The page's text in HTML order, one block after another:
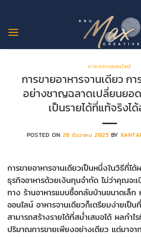
ยัง
การตลาดออนไลน์
การขายอาหารจานเดียว ก
อย่างชาญฉลาดเปลี่ยนยอ
เป็นรายได้ที่แท้จริงได้
POSTED ON26 ธันวาคม 2025 BY
การขายอาหารจานเดียวเป็นหนึ่งในวิธีที่ไ
ธุรกิจอาหารด้วยเงินทุนจำกัด ไม่ว่าคุณจะเ
ทาง ร้านอาหารแบบซื้อกลับบ้านขนาดเล็ก
ออนไลน์ อาหารจานเดียวก็เตรียมง่ายเป็
สามารถสร้างรายได้ที่สม่ำเสมอได้ ผลกำไ
ปริมาณการขายเพียงอย่างเดียว แต่มาจา